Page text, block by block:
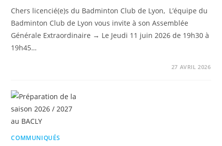
Chers licencié(e)s du Badminton Club de Lyon, L’équipe du
Badminton Club de Lyon vous invite à son Assemblée
Générale Extraordinaire → Le Jeudi 11 juin 2026 de 19h30 à
19h45…
27 AVRIL 2026
COMMUNIQUÉS